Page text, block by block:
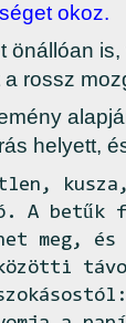
okoz.
önállóan
rossz
helyett,
A betűk
meg,